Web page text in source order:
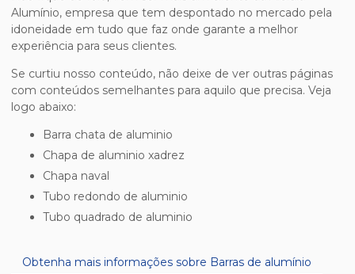
Alumínio, empresa que tem despontado no mercado pela
idoneidade em tudo que faz onde garante a melhor
experiência para seus clientes.
Se curtiu nosso conteúdo, não deixe de ver outras páginas
com conteúdos semelhantes para aquilo que precisa. Veja
logo abaixo:
barra chata de aluminio
chapa de aluminio xadrez
chapa naval
tubo redondo de aluminio
tubo quadrado de aluminio
Obtenha mais informações sobre Barras de alumínio